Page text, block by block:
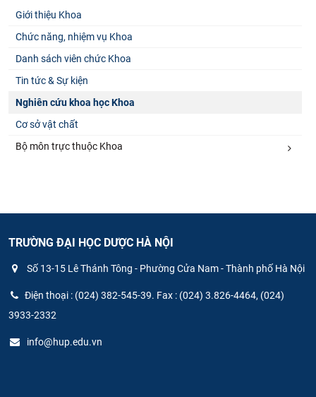
Giới thiệu Khoa
Chức năng, nhiệm vụ Khoa
Danh sách viên chức Khoa
Tin tức & Sự kiện
Nghiên cứu khoa học Khoa
Cơ sở vật chất
Bộ môn trực thuộc Khoa
TRƯỜNG ĐẠI HỌC DƯỢC HÀ NỘI
Số 13-15 Lê Thánh Tông - Phường Cửa Nam - Thành phố Hà Nội
Điện thoại : (024) 382-545-39. Fax : (024) 3.826-4464, (024)
3933-2332
info@hup.edu.vn